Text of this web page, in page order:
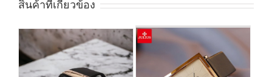
สินค้าที่เกี่ยวข้อง